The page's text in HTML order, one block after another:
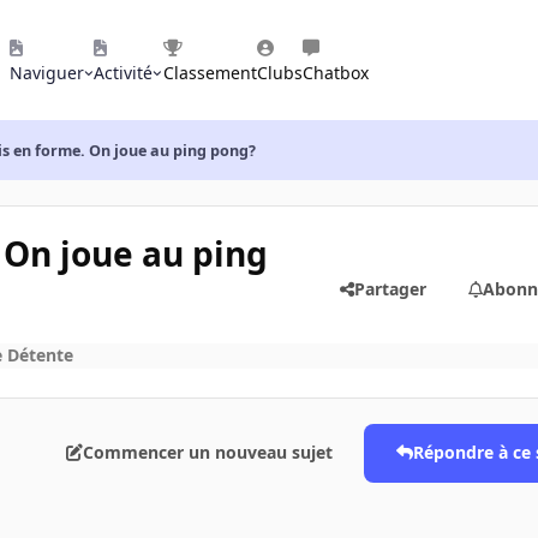
Naviguer Activité ClassementClubsChatbox
en forme. On joue au ping pong?
joue au ping
Partager
Détente
Commencer un nouveau sujet Répondre à ce